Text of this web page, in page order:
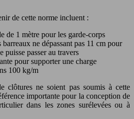
de cette norme incluent :
de 1 mètre pour les garde-corps
barreaux ne dépassant pas 11 cm pour
puisse passer au travers
pour supporter une charge
100 kg/m
clôtures ne soient pas soumis à cette
importante pour la conception de
dans les zones surélevées ou à